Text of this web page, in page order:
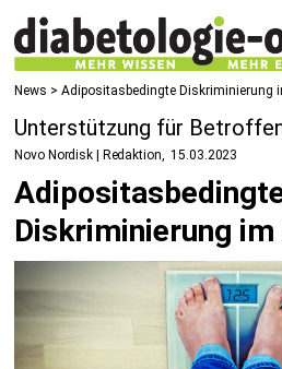
News > Adipositasbedingte Diskriminierung
Unterstützung für
Novo Nordisk | Redaktion 15.03.2023
Diskriminierung